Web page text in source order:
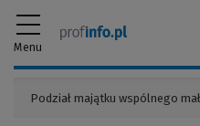
Menu